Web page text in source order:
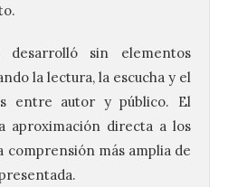
desarrolló sin elementos
la lectura, la escucha y el
entre autor y público. El
aproximación directa a los
comprensión más amplia de